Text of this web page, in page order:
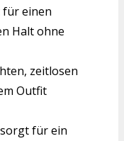
für einen
Halt ohne
zeitlosen
Outfit
für ein